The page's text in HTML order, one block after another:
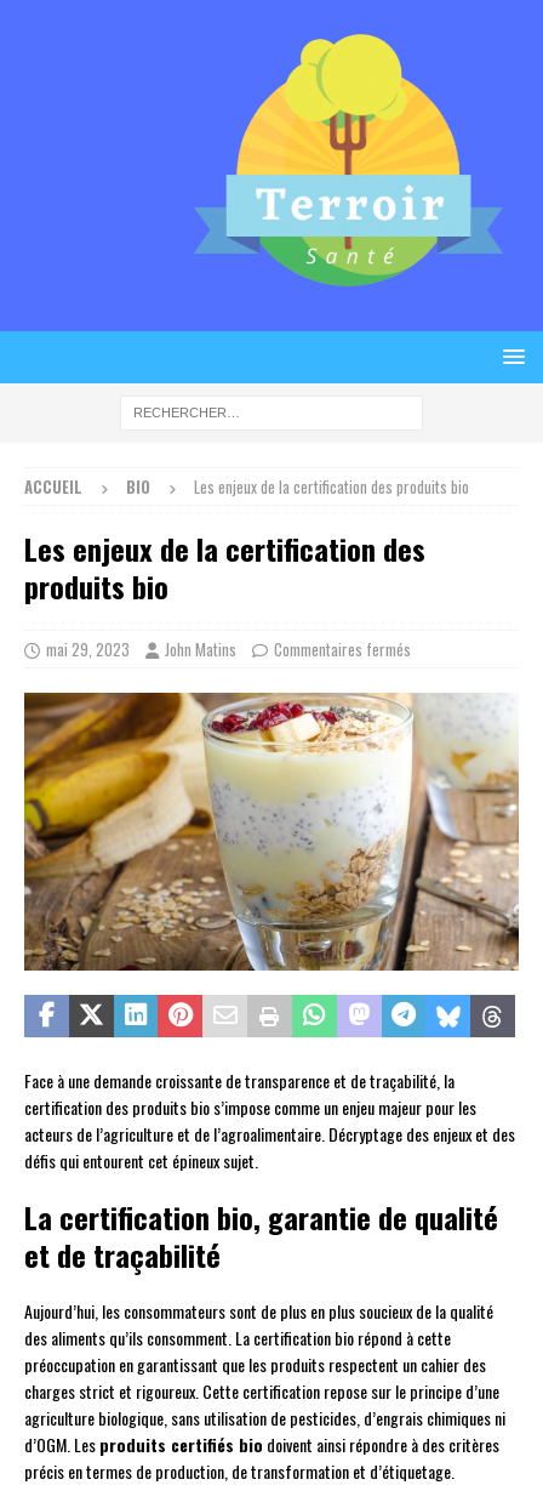
ACCUEIL BIO Les enjeux de la certification des produits bio
Les enjeux de la certification des
produits bio
mai 29, 2023 John Matins Commentaires fermés
Face à une demande croissante de transparence et de traçabilité, la
certification des produits bio s’impose comme un enjeu majeur pour les
acteurs de l’agriculture et de l’agroalimentaire. Décryptage des enjeux et des
défis qui entourent cet épineux sujet.
La certification bio, garantie de qualité
et de traçabilité
Aujourd’hui, les consommateurs sont de plus en plus soucieux de la qualité
des aliments qu’ils consomment. La certification bio répond à cette
préoccupation en garantissant que les produits respectent un cahier des
charges strict et rigoureux. Cette certification repose sur le principe d’une
agriculture biologique, sans utilisation de pesticides, d’engrais chimiques ni
d’OGM. Lesproduits certifiés bio doivent ainsi répondre à des critères
précis en termes de production, de transformation et d’étiquetage.